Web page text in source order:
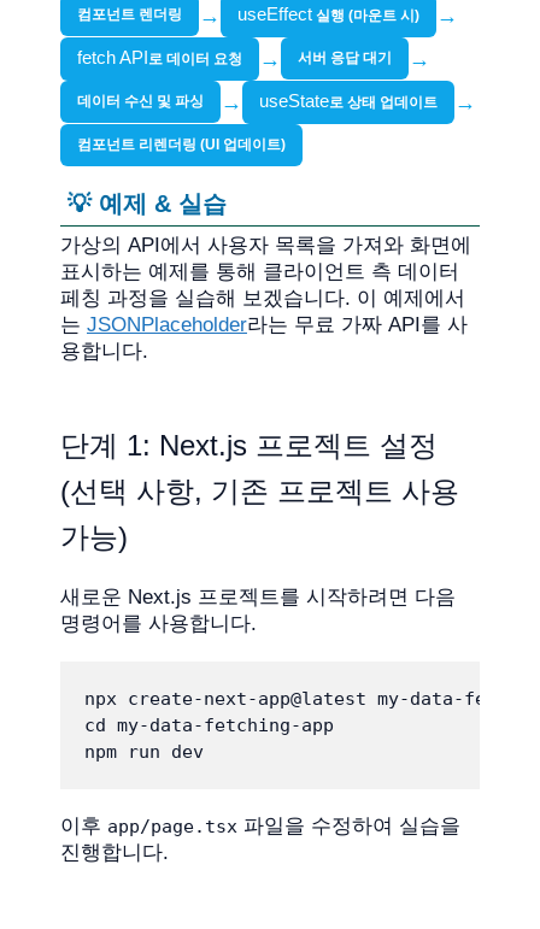
컴포넌트 렌더링 → useEffect 실행 (마운트 시) →
fetch API 로 데이터 요청 → 서버 응답 대기 →
데이터 수신 및 파싱 → useState로 상태 업데이트 →
컴포넌트 리렌더링 (UI 업데이트)
💡 예제 & 실습
가상의 API에서 사용자 목록을 가져와 화면에
표시하는 예제를 통해 클라이언트 측 데이터
페칭 과정을 실습해 보겠습니다. 이 예제에서
는 JSONPlaceholder라는 무료 가짜 API를 사
용합니다.
단계 1: Next.js 프로젝트 설정
(선택 사항, 기존 프로젝트 사용
가능)
새로운 Next.js 프로젝트를 시작하려면 다음
명령어를 사용합니다.
npx create-next-app@latest my-data-
cd my-data-fetching-app
npm run dev
이후 app/page.tsx 파일을 수정하여 실습을
진행합니다.